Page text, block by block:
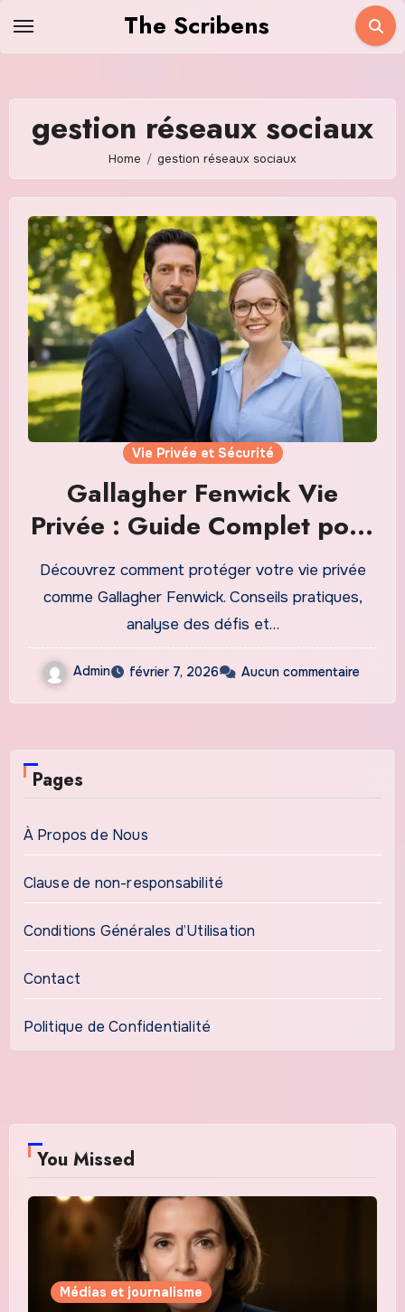
The Scribens
gestion réseaux sociaux
Home gestion réseaux sociaux
Vie Privée et Sécurité
Gallagher Fenwick Vie
Privée : Guide Complet pour
Protéger Votre Vie Intime en
2026
Découvrez comment protéger votre vie privée
comme Gallagher Fenwick. Conseils pratiques,
analyse des défis et…
Admin février 7, 2026 Aucun commentaire
Pages
À Propos de Nous
Clause de non-responsabilité
Conditions Générales d’Utilisation
Contact
Politique de Confidentialité
You Missed
Médias et journalisme